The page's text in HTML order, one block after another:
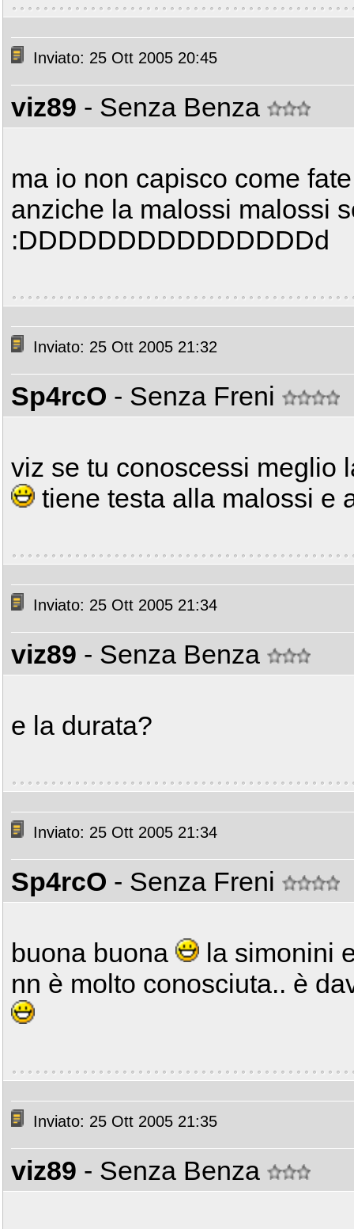
Inviato: 25 Ott 2005 20:45
viz89 - Senza Benza
ma io non capisco come
anziche la malossi malossi
:DDDDDDDDDDDDDDDd
Inviato: 25 Ott 2005 21:32
Sp4rcO - Senza Freni
viz se tu conoscessi meglio
tiene testa alla malossi e
Inviato: 25 Ott 2005 21:34
viz89 - Senza Benza
e la durata?
Inviato: 25 Ott 2005 21:34
Sp4rcO - Senza Freni
buona buona
la simonini
nn è molto conosciuta.. è
Inviato: 25 Ott 2005 21:35
viz89 - Senza Benza